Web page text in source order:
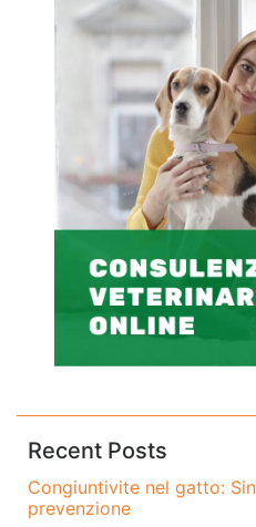
Recent Posts
Congiuntivite nel gatto:
prevenzione